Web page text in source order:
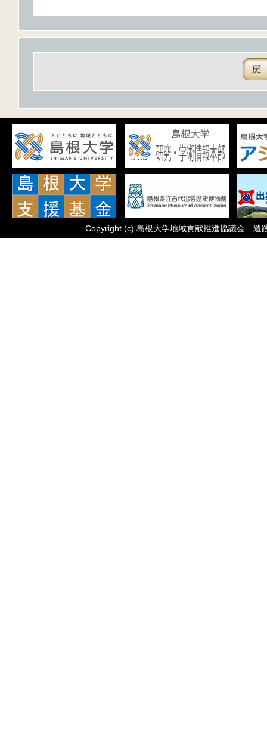
Copyright (c) 島根大学地域貢献推進協議会 遺